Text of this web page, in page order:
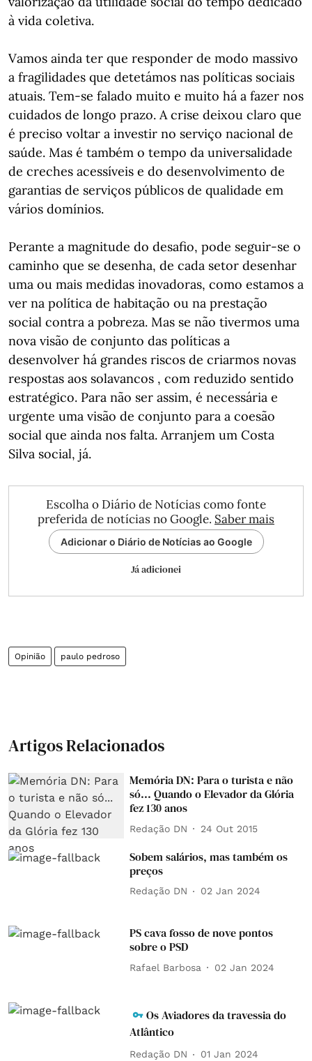
à vida coletiva.
Vamos ainda ter que responder de modo massivo
a fragilidades que detetámos nas políticas sociais
atuais. Tem-se falado muito e muito há a fazer nos
cuidados de longo prazo. A crise deixou claro que
é preciso voltar a investir no serviço nacional de
saúde. Mas é também o tempo da universalidade
de creches acessíveis e do desenvolvimento de
garantias de serviços públicos de qualidade em
vários domínios.
Perante a magnitude do desafio, pode seguir-se o
caminho que se desenha, de cada setor desenhar
uma ou mais medidas inovadoras, como estamos a
ver na política de habitação ou na prestação
social contra a pobreza. Mas se não tivermos uma
nova visão de conjunto das políticas a
desenvolver há grandes riscos de criarmos novas
respostas aos solavancos , com reduzido sentido
estratégico. Para não ser assim, é necessária e
urgente uma visão de conjunto para a coesão
social que ainda nos falta. Arranjem um Costa
Silva social, já.
Escolha o Diário de Notícias como fonte
preferida de notícias no Google. Saber mais
Adicionar o Diário de Notícias ao Google
Já adicionei
Opinião paulo pedroso
Artigos Relacionados
Memória DN: Para o turista e não
só... Quando o Elevador da Glória
fez 130 anos
Redação DN 24 Out 2015
Sobem salários, mas também os
preços
Redação DN 02 Jan 2024
PS cava fosso de nove pontos
sobre o PSD
Rafael Barbosa 02 Jan 2024
Os Aviadores da travessia do
Atlântico
Redação DN 01 Jan 2024